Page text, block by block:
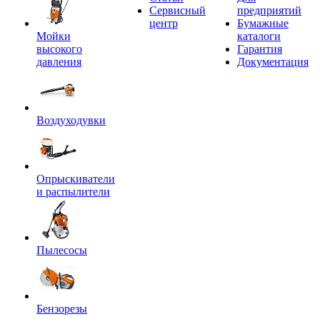
Мойки
высокого
давления
Воздуходувки
Опрыскиватели
и распылители
Пылесосы
Бензорезы
Сервисный
центр
предприятий
Бумажные
каталоги
Гарантия
Документация